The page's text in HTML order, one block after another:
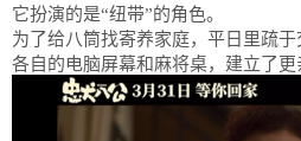
它扮演的是“纽带”的角色。
为了给八筒找寄养家庭，平日里疏
各自的电脑屏幕和麻将桌，建立了更